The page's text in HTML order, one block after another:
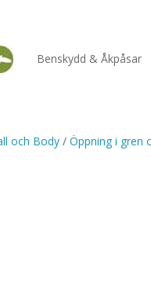
Benskydd & Åkpåsar
och Body/ Öppning i gren